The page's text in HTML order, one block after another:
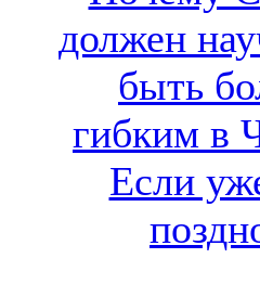
должен
быть
гибким в
Если